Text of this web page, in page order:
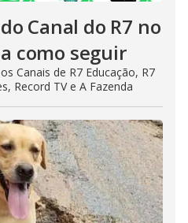
Canal do R7 no
como seguir
Canais de R7 Educação, R7
Record TV e A Fazenda